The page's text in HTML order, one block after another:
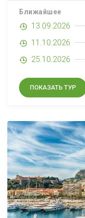
Брюссель.
минимальная
Ближайшее
13.09.2026
11.10.2026
25.10.2026
ПОКАЗАТЬ ТУР